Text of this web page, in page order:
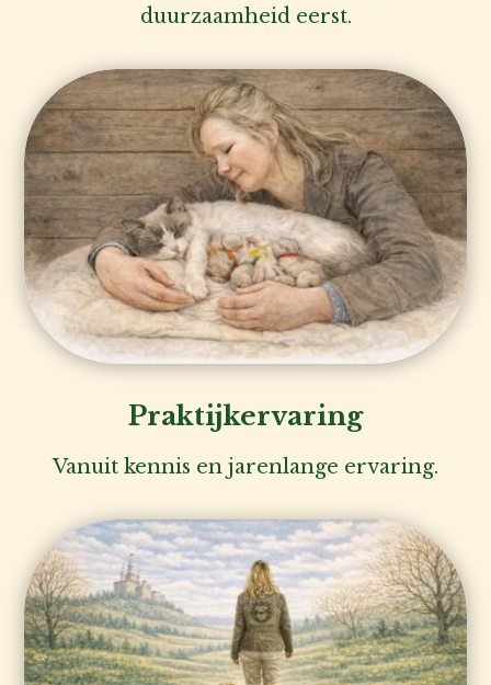
duurzaamheid eerst.
Praktijkervaring
Vanuit kennis en jarenlange ervaring.